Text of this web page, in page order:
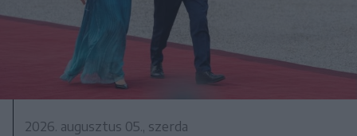
2026. augusztus 05., szerda